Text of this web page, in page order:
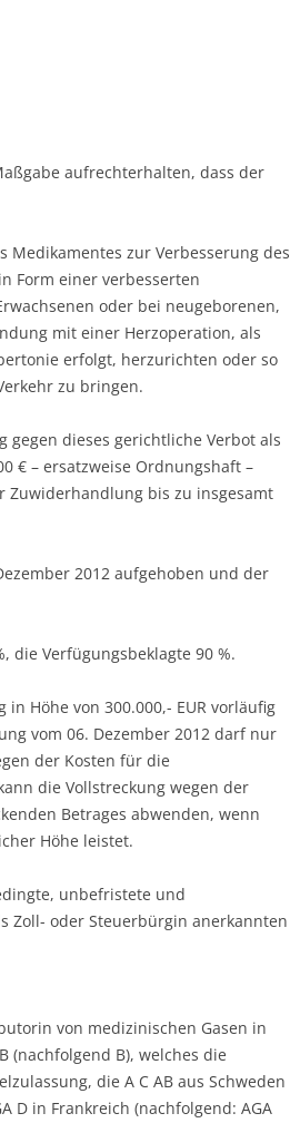
aufrechterhalten, dass der
zur Verbesserung des
Form einer verbesserten
oder bei neugeborenen,
mit einer Herzoperation, als
erfolgt, herzurichten oder so
zu bringen.
dieses gerichtliche Verbot als
€ – ersatzweise Ordnungshaft –
Zuwiderhandlung bis zu insgesamt
2012 aufgehoben und der
die Verfügungsbeklagte 90 %.
Höhe von 300.000,- EUR vorläufig
vom 06. Dezember 2012 darf nur
der Kosten für die
die Vollstreckung wegen der
Betrages abwenden, wenn
Höhe leistet.
unbefristete und
Zoll- oder Steuerbürgin anerkannten
von medizinischen Gasen in
(nachfolgend B), welches die
die A C AB aus Schweden
D in Frankreich (nachfolgend: AGA